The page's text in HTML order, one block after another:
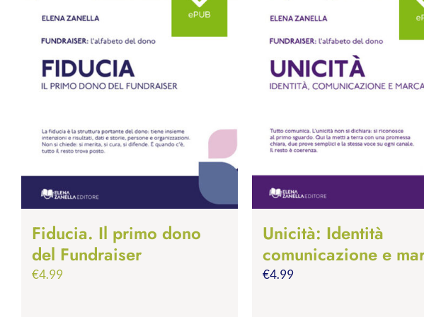
Fiducia. Il primo dono
del Fundraiser
€4.99
Unicità: Identità
comunicazione e
€4.99